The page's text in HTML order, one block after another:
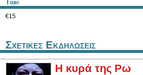
Τιμη
€15
Σχετικες Εκδηλωσεις
Η κυρά της Ρω